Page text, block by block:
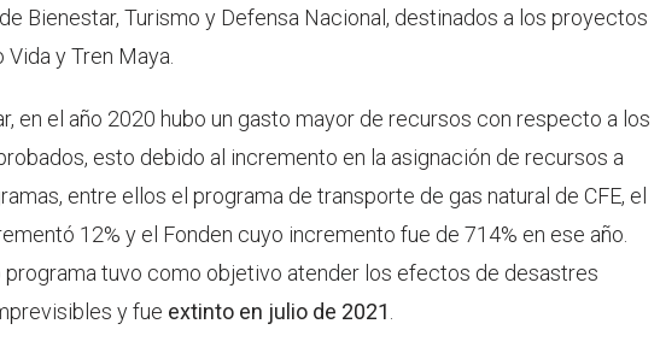
Bienestar, Turismo y Defensa Nacional, destinados a los proyectos
y Tren Maya.
en el año 2020 hubo un gasto mayor de recursos con respecto a los
esto debido al incremento en la asignación de recursos a
entre ellos el programa de transporte de gas natural de CFE, el
12% y el Fonden cuyo incremento fue de 714% en ese año.
programa tuvo como objetivo atender los efectos de desastres
y fue extinto en julio de 2021